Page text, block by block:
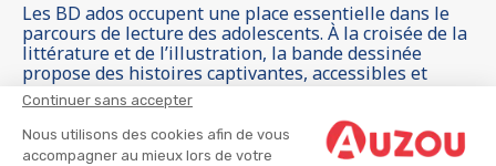
Continuer sans accepter
Nous utilisons des cookies afin de vous
accompagner au mieux lors de votre
Les BD ados occupent une place essentielle dans le
parcours de lecture des adolescents. À la croisée de la
littérature et de l’illustration, la bande dessinée
propose des histoires captivantes, accessibles et
immersives, qui donnent envie de lire et de s’évader.
Les BD pour ados abordent des thèmes variés,
proches de leurs centres d’intérêt, tout en
développant le goût de la lecture.